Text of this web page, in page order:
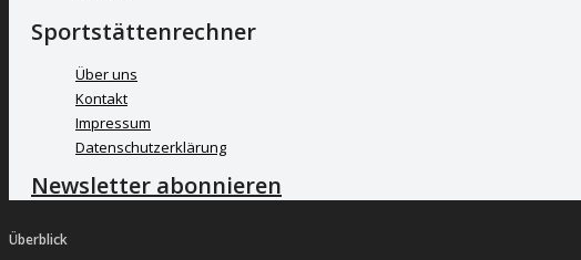
Sportstättenrechner
Über uns
Kontakt
Impressum
Datenschutzerklärung
Newsletter abonnieren
Überblick